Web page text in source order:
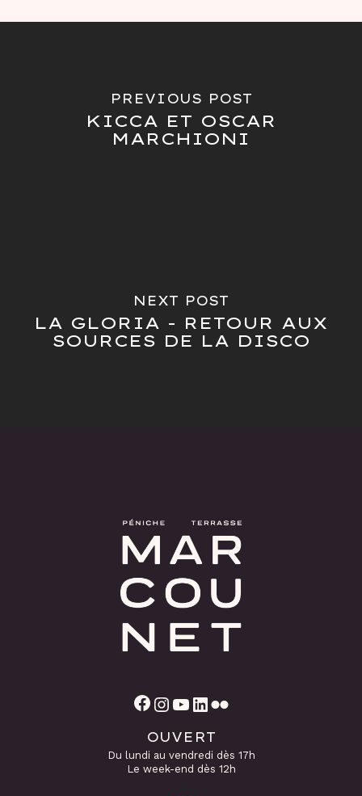
PREVIOUS POST
KICCA ET OSCAR
MARCHIONI
NEXT POST
LA GLORIA - RETOUR AUX
SOURCES DE LA DISCO
Facebook Instagram YouTube
OUVERT
Du lundi au vendredi dès 17h
Le week-end dès 12h